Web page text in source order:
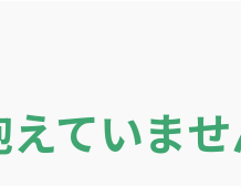
ていませ